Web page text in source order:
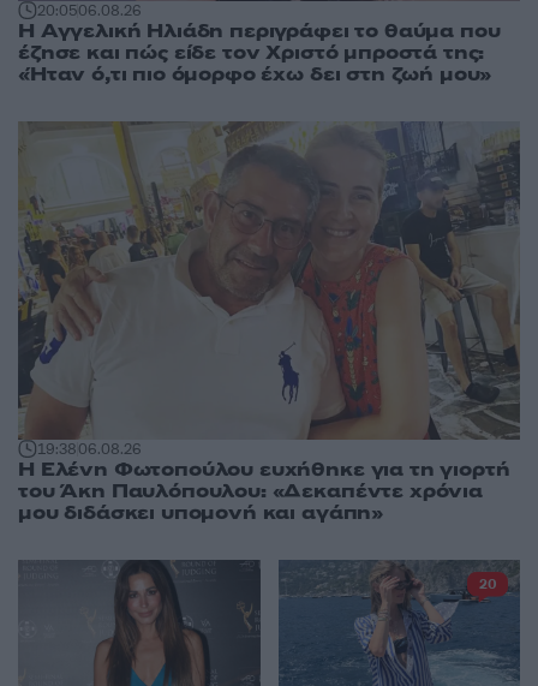
20:0506.08.26
Η Αγγελική Ηλιάδη περιγράφει το θαύμα που
έζησε και πώς είδε τον Χριστό μπροστά της:
«Ήταν ό,τι πιο όμορφο έχω δει στη ζωή μου»
19:3806.08.26
Η Ελένη Φωτοπούλου ευχήθηκε για τη γιορτή
του Άκη Παυλόπουλου: «Δεκαπέντε χρόνια
μου διδάσκει υπομονή και αγάπη»
20